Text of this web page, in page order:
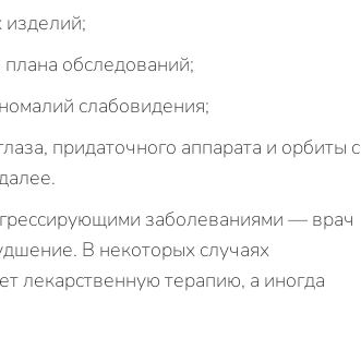
изделий;
обследований;
слабовидения;
придаточного аппарата и орбиты с
заболеваниями — врач
В некоторых случаях
лекарственную терапию, а иногда